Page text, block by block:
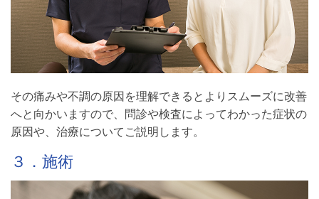
その痛みや不調の原因を理解できるとよりスムーズに改善
へと向かいますので、問診や検査によってわかった症状の
原因や、治療についてご説明します。
３．施術